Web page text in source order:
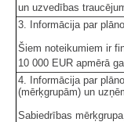
un uzvedības
3. Informācija par
Šiem noteikumiem ir
10 000 EUR apmērā
4. Informācija par
(mērķgrupām) un
Sabiedrības